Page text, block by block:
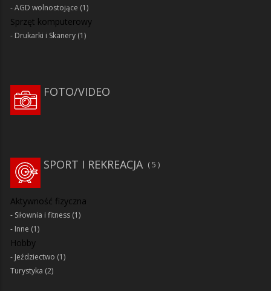
AGD wolnostojące (1)
Sprzęt komputerowy
Drukarki i Skanery (1)
FOTO/VIDEO
SPORT I REKREACJA 5
Aktywność fizyczna
Siłownia i fitness (1)
Inne (1)
Hobby
Jeździectwo (1)
Turystyka (2)